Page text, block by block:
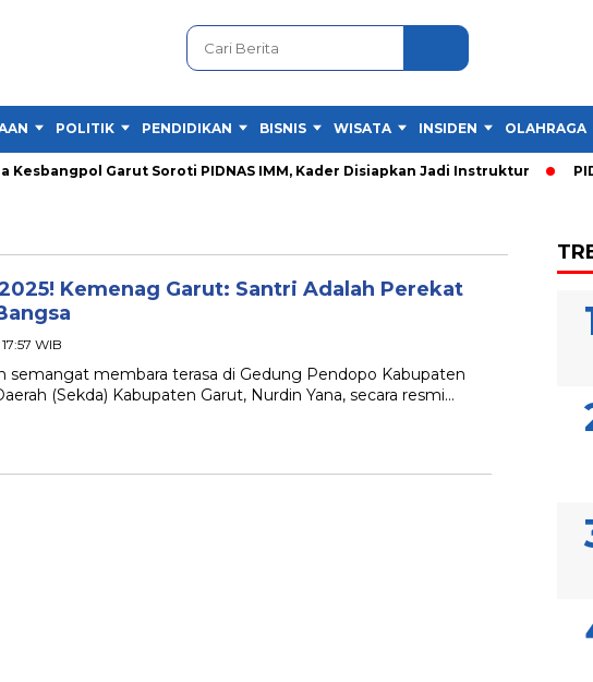
POLITIK PENDIDIKAN BISNIS WISATA INSIDEN OLAHRAGA
Garut Soroti PIDNAS IMM, Kader Disiapkan Jadi Instruktur
Kemenag Garut: Santri Adalah Perekat
WIB
semangat membara terasa di Gedung Pendopo Kabupaten
(Sekda) Kabupaten Garut, Nurdin Yana, secara resmi…